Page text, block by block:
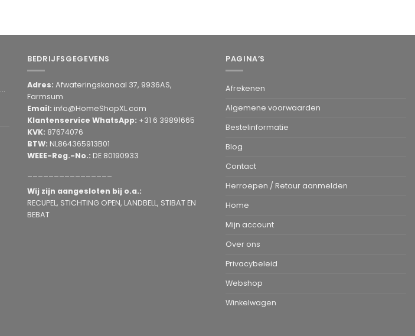
BEDRIJFSGEGEVENS
Adres: Afwateringskanaal 37, 9936AS,
Farmsum
Email: info@HomeShopXL.com
Klantenservice WhatsApp: +31 6 39891665
KVK: 87674076
BTW: NL864365913B01
WEEE-Reg.-No.: DE 80190933
Wij zijn aangesloten bij o.a.:
RECUPEL, STICHTING OPEN, LANDBELL, STIBAT EN
BEBAT
PAGINA’S
Afrekenen
Algemene voorwaarden
Bestelinformatie
Blog
Contact
Herroepen / Retour aanmelden
Home
Mijn account
Over ons
Privacybeleid
Webshop
Winkelwagen